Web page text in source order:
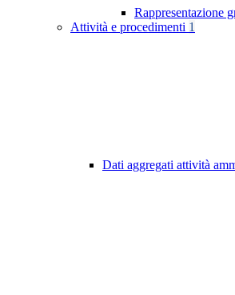
Rappresentazione
Attività e procedimenti 1
Dati aggregati attività